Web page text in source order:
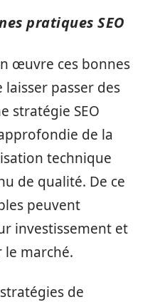
pratiques SEO
œuvre ces bonnes
passer des
stratégie SEO
de la
technique
de qualité. De ce
peuvent
investissement et
marché.
de